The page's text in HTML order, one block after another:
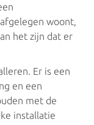
woont,
het zijn dat er
Er is een
en een
met de
installatie